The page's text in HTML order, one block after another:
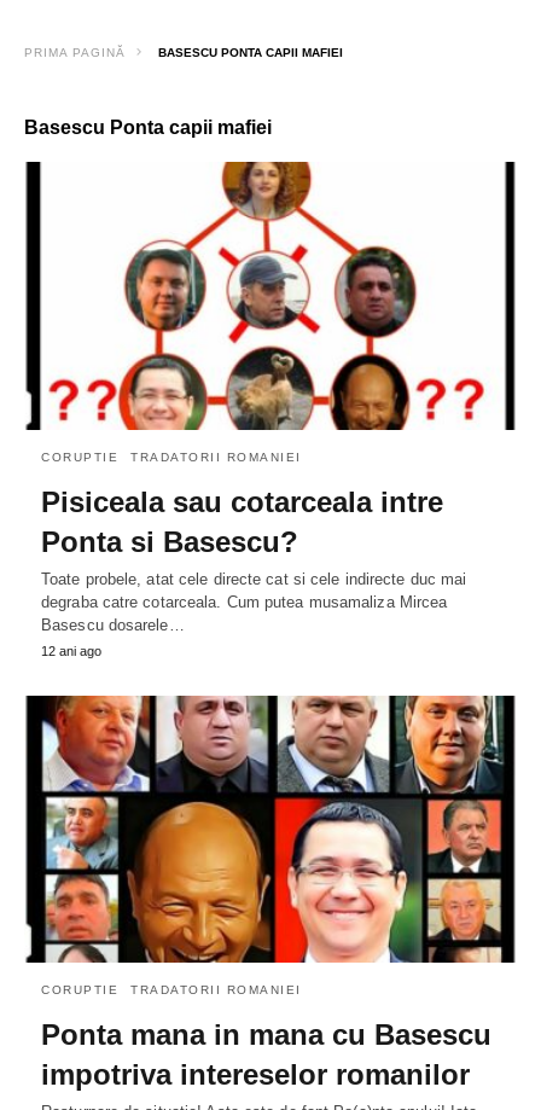
PRIMA PAGINĂ BASESCU PONTA CAPII MAFIEI
Basescu Ponta capii mafiei
CORUPTIE TRADATORII ROMANIEI
Pisiceala sau cotarceala intre
Ponta si Basescu?
Toate probele, atat cele directe cat si cele indirecte duc mai
degraba catre cotarceala. Cum putea musamaliza Mircea
Basescu dosarele…
12 ani ago
CORUPTIE TRADATORII ROMANIEI
Ponta mana in mana cu Basescu
impotriva intereselor romanilor